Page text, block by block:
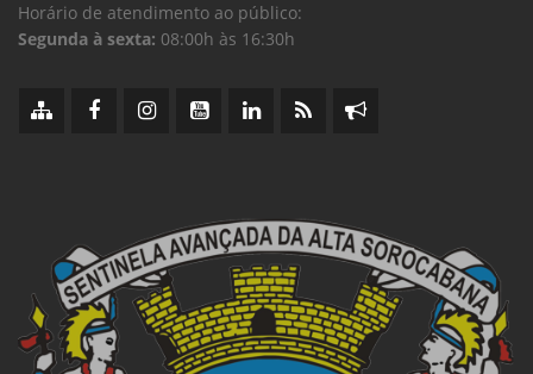
Horário de atendimento ao público:
Segunda à sexta: 08:00h às 16:30h